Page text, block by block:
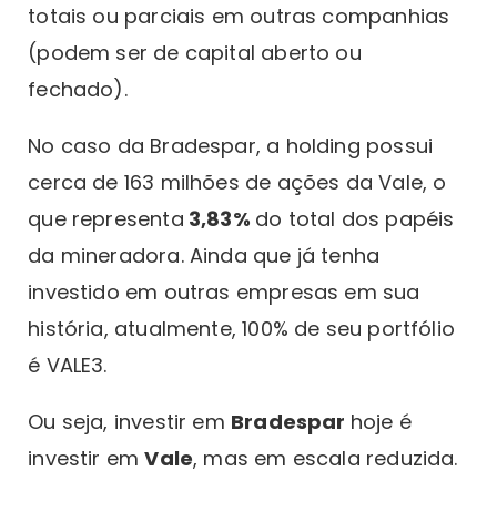
totais ou parciais em outras companhias
(podem ser de capital aberto ou
fechado).
No caso da Bradespar, a holding possui
cerca de 163 milhões de ações da Vale, o
que representa 3,83% do total dos papéis
da mineradora. Ainda que já tenha
investido em outras empresas em sua
história, atualmente, 100% de seu portfólio
é VALE3.
Ou seja, investir em Bradespar hoje é
investir emVale, mas em escala reduzida.